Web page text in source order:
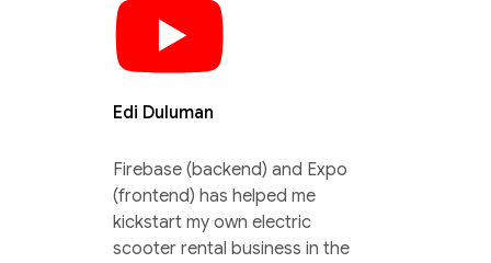
Edi Duluman
Firebase (backend) and Expo
(frontend) has helped me
kickstart my own electric
scooter rental business in the